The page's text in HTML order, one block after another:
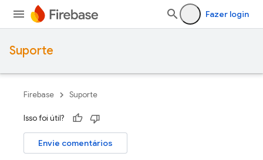
Fazer login
Suporte
Firebase Suporte
Isso foi útil?
Envie comentários